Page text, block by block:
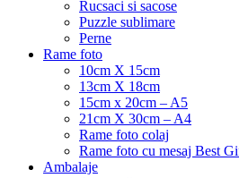
Rucsaci si sacose
Puzzle sublimare
Perne
Rame foto
10cm X 15cm
13cm X 18cm
15cm x 20cm – A5
21cm X 30cm – A4
Rame foto colaj
Rame foto cu mesaj Best
Ambalaje